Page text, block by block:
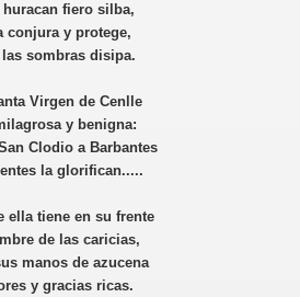
huracan fiero silba,
conjura y protege,
sombras disipa.
Virgen de Cenlle
y benigna:
Clodio a Barbantes
la glorifican.....
ella tiene en su frente
de las caricias,
manos de azucena
y gracias ricas.